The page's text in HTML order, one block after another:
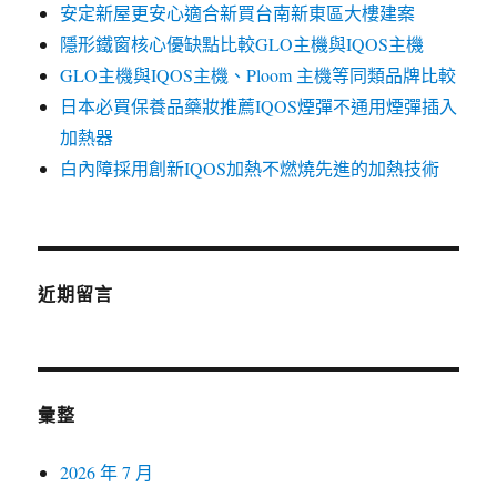
安定新屋更安心適合新買台南新東區大樓建案
隱形鐵窗核心優缺點比較GLO主機與IQOS主機
GLO主機與IQOS主機、Ploom 主機等同類品牌比較
日本必買保養品藥妝推薦IQOS煙彈不通用煙彈插入
加熱器
白內障採用創新IQOS加熱不燃燒先進的加熱技術
近期留言
彙整
2026 年 7 月